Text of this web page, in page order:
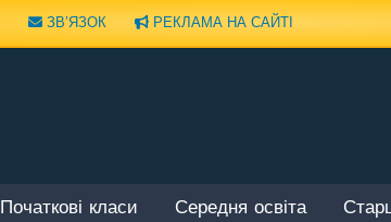
ЗВ’ЯЗОК РЕКЛАМА НА САЙТІ
Початкові класи Середня освіта